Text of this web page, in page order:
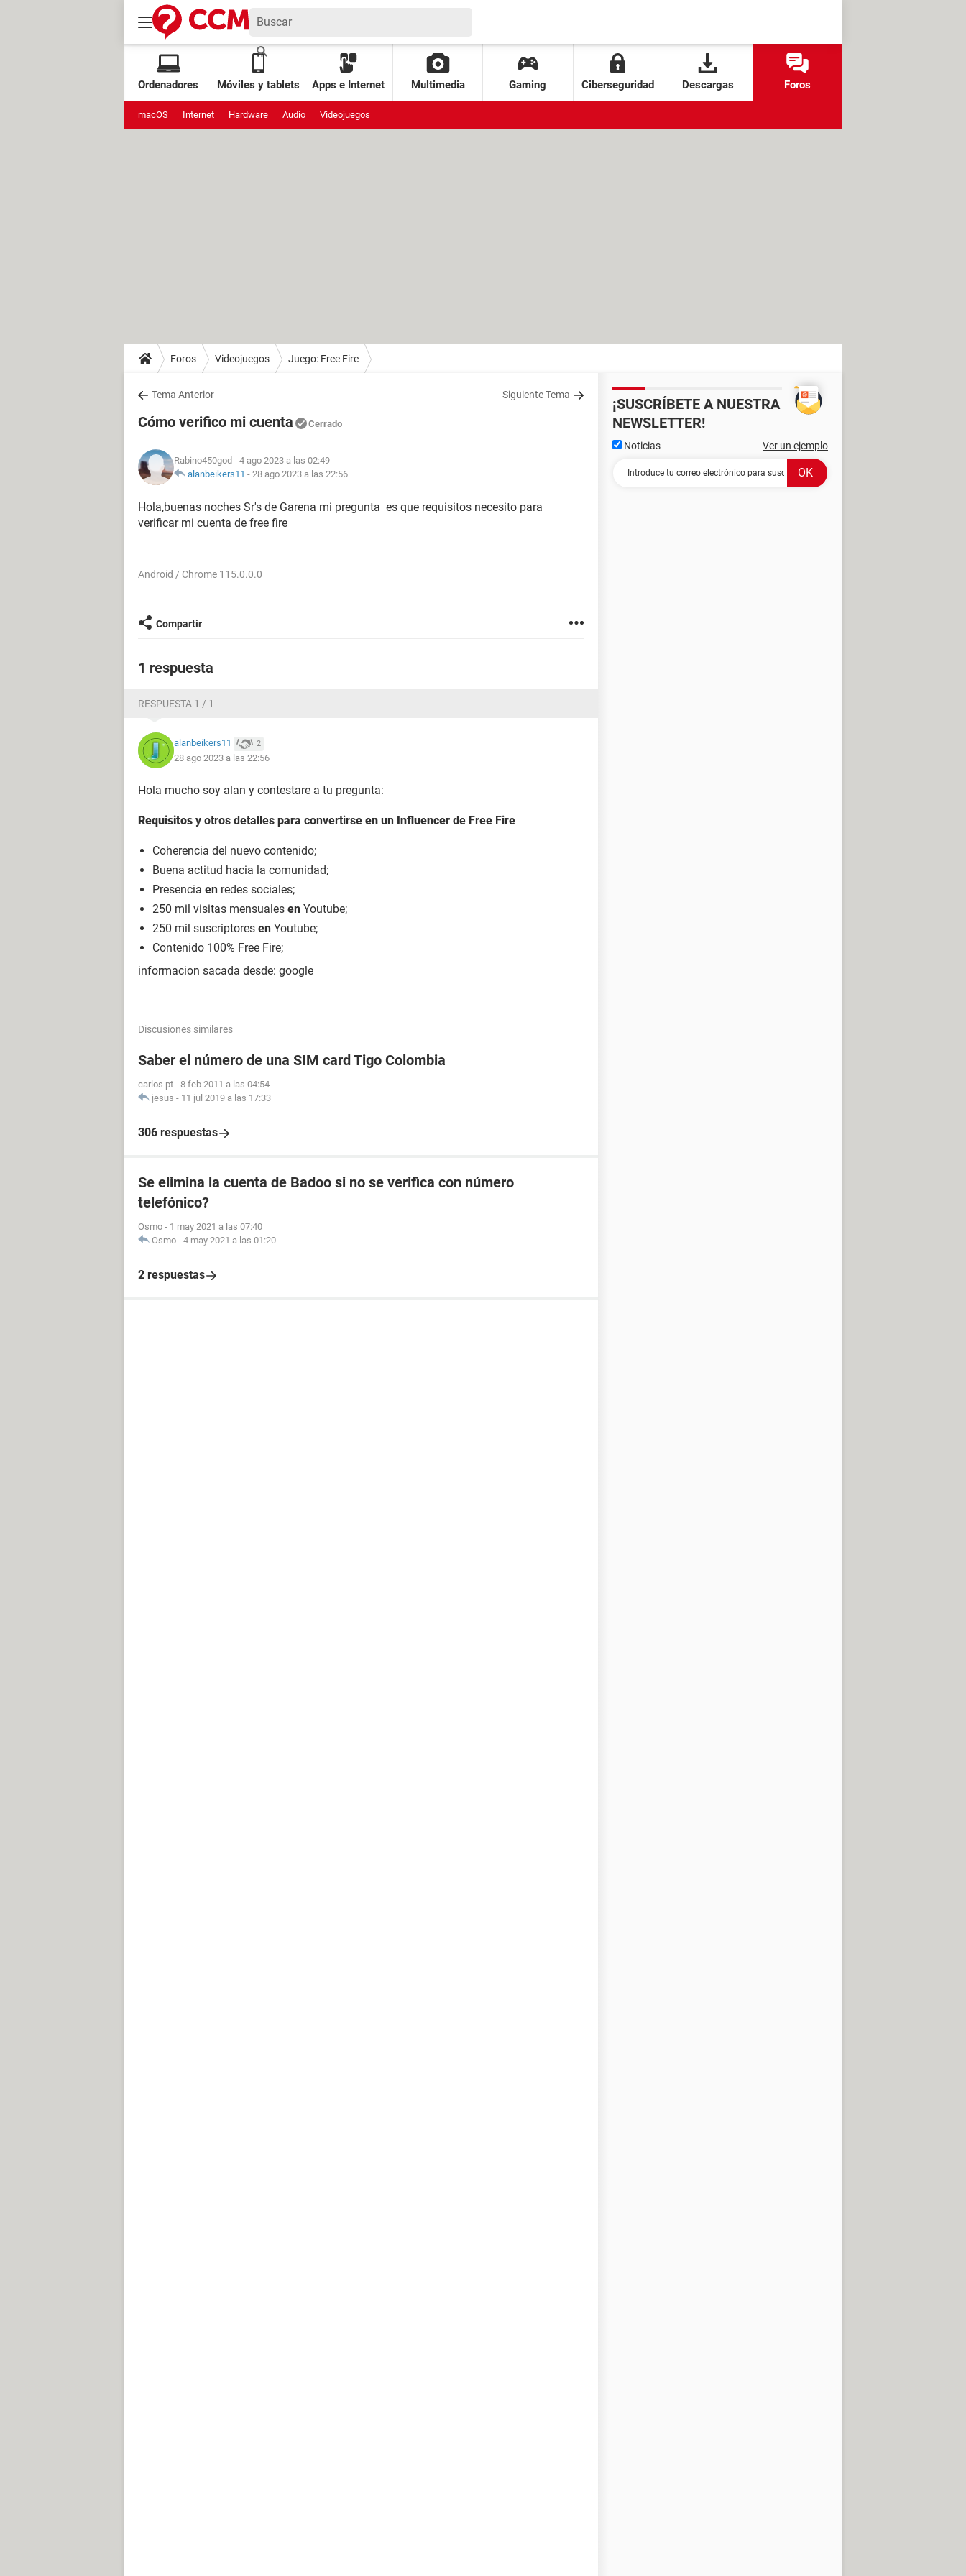
Ordenadores Móviles y tablets Apps e Internet Multimedia Gaming Ciberseguridad Descargas Foros
macOS Internet Hardware Audio Videojuegos
Foros Videojuegos Juego: Free Fire
Tema Anterior Siguiente Tema
Cómo verifico mi cuenta Cerrado
Rabino450god - 4 ago 2023 a las 02:49
alanbeikers11 - 28 ago 2023 a las 22:56
Hola,buenas noches Sr's de Garena mi pregunta es que requisitos necesito para
verificar mi cuenta de free fire
Android / Chrome 115.0.0.0
Compartir
1 respuesta
RESPUESTA 1 / 1
alanbeikers11 2
28 ago 2023 a las 22:56
Hola mucho soy alan y contestare a tu pregunta:
Requisitos y otros detalles para convertirse en un Influencer de Free Fire
Coherencia del nuevo contenido;
Buena actitud hacia la comunidad;
Presencia en redes sociales;
250 mil visitas mensuales en Youtube;
250 mil suscriptores en Youtube;
Contenido 100% Free Fire;
informacion sacada desde: google
Discusiones similares
Saber el número de una SIM card Tigo Colombia
carlos pt - 8 feb 2011 a las 04:54
jesus - 11 jul 2019 a las 17:33
306 respuestas
Se elimina la cuenta de Badoo si no se verifica con número
telefónico?
Osmo - 1 may 2021 a las 07:40
Osmo - 4 may 2021 a las 01:20
2 respuestas
¡SUSCRÍBETE A NUESTRA
NEWSLETTER!
Noticias Ver un ejemplo